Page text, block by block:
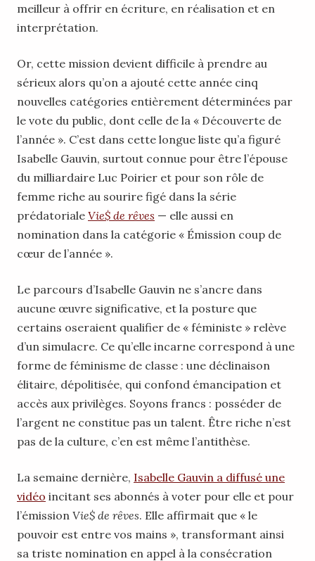
meilleur à offrir en écriture, en réalisation et en
interprétation.
Or, cette mission devient difficile à prendre au
sérieux alors qu’on a ajouté cette année cinq
nouvelles catégories entièrement déterminées par
le vote du public, dont celle de la « Découverte de
l’année ». C’est dans cette longue liste qu’a figuré
Isabelle Gauvin, surtout connue pour être l’épouse
du milliardaire Luc Poirier et pour son rôle de
femme riche au sourire figé dans la série
prédatoriale Vie$ de rêves — elle aussi en
nomination dans la catégorie « Émission coup de
cœur de l’année ».
Le parcours d’Isabelle Gauvin ne s’ancre dans
aucune œuvre significative, et la posture que
certains oseraient qualifier de « féministe » relève
d’un simulacre. Ce qu’elle incarne correspond à une
forme de féminisme de classe : une déclinaison
élitaire, dépolitisée, qui confond émancipation et
accès aux privilèges. Soyons francs : posséder de
l’argent ne constitue pas un talent. Être riche n’est
pas de la culture, c’en est même l’antithèse.
La semaine dernière, Isabelle Gauvin a diffusé une
vidéo incitant ses abonnés à voter pour elle et pour
l’émission Vie$ de rêves. Elle affirmait que « le
pouvoir est entre vos mains », transformant ainsi
sa triste nomination en appel à la consécration